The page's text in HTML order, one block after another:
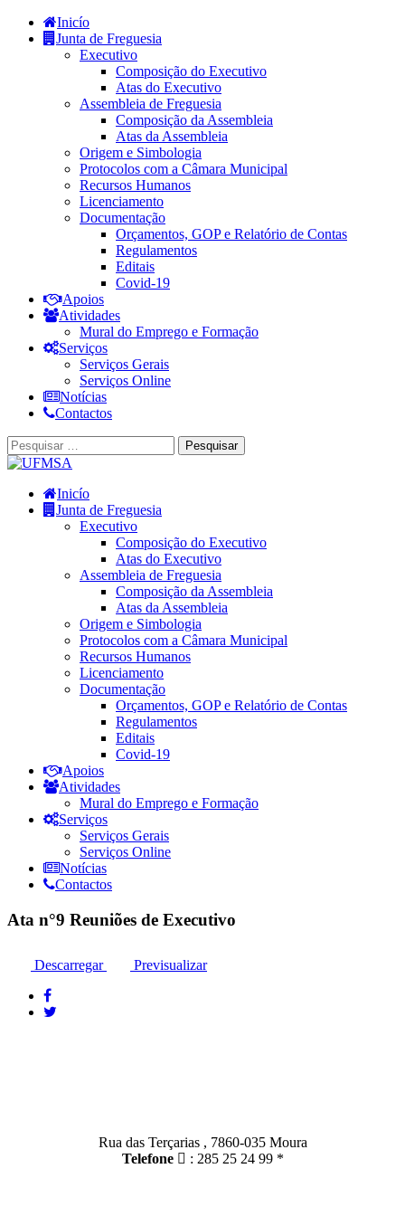
Inicío
Junta de Freguesia
Executivo
Composição do Executivo
Atas do Executivo
Assembleia de Freguesia
Composição da Assembleia
Atas da Assembleia
Origem e Simbologia
Protocolos com a Câmara Municipal
Recursos Humanos
Licenciamento
Documentação
Orçamentos, GOP e Relatório de Contas
Regulamentos
Editais
Covid-19
Apoios
Atividades
Mural do Emprego e Formação
Serviços
Serviços Gerais
Serviços Online
Notícias
Contactos
Inicío
Junta de Freguesia
Executivo
Composição do Executivo
Atas do Executivo
Assembleia de Freguesia
Composição da Assembleia
Atas da Assembleia
Origem e Simbologia
Protocolos com a Câmara Municipal
Recursos Humanos
Licenciamento
Documentação
Orçamentos, GOP e Relatório de Contas
Regulamentos
Editais
Covid-19
Apoios
Atividades
Mural do Emprego e Formação
Serviços
Serviços Gerais
Serviços Online
Notícias
Contactos
Ata n°9 Reuniões de Executivo
Descarregar Previsualizar
Rua das Terçarias , 7860-035 Moura
Telefone
: 285 25 24 99 *